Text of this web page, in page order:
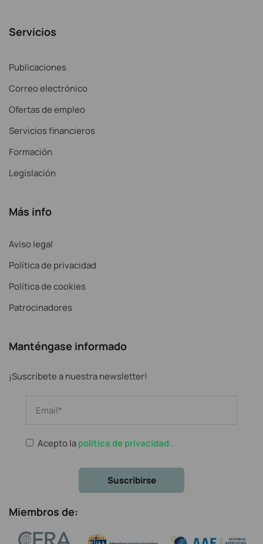
Servicios
Publicaciones
Correo electrónico
Ofertas de empleo
Servicios financieros
Formación
Legislación
Más info
Aviso legal
Política de privacidad
Política de cookies
Patrocinadores
Manténgase informado
¡Suscríbete a nuestra newsletter!
Acepto lapolítica de privacidad .
Miembros de: